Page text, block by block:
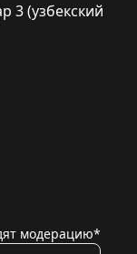
3 (узбекский
модерацию*